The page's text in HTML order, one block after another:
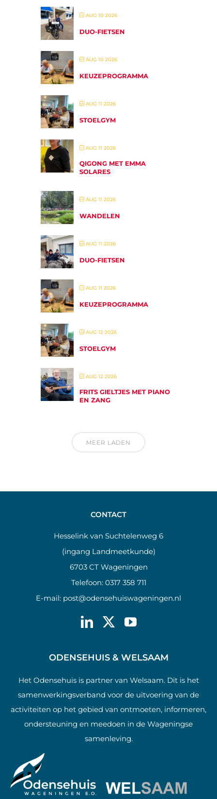
AUG 10 2026
DUO-FIETSEN
AUG 10 2026
KEUZEPROGRAMMA
AUG 11 2026
STOELGYM
AUG 11 2026
QIGONG MET EMMA
SOLARES
AUG 11 2026
WANDELEN
AUG 11 2026
DUO-FIETSEN
AUG 11 2026
KEUZEPROGRAMMA
AUG 12 2026
STOELGYM
AUG 12 2026
FRITS GIELTJES MET PIANO
EN ZANG
MEER LADEN
CONTACT
Hesselink van Suchtelenweg 6
(ingang Landmeetkunde)
6703 CT Wageningen
Telefoon: 0317 358 711
E-mail: post@odensehuiswageningen.nl
ODENSEHUIS & WELSAAM
Het Odensehuis is partner van Welsaam. Dit is het
samenwerkingsverband voor de uitvoering van de
activiteiten op het gebied van ontmoeten, informeren,
ondersteuning en meedoen in de Wageningse
samenleving.